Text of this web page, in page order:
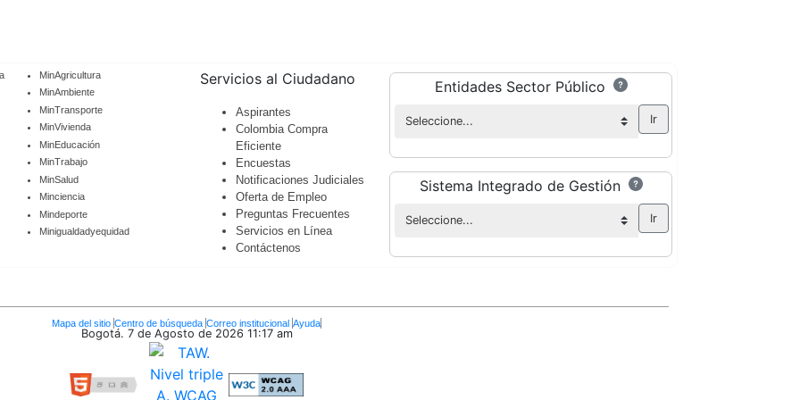
MinAgricultura
MinAmbiente
MinTransporte
MinVivienda
MinEducación
MinTrabajo
MinSalud
Minciencia
Mindeporte
Minigualdadyequidad
Servicios al Ciudadano
Aspirantes
Colombia Compra
Eficiente
Encuestas
Notificaciones Judiciales
Oferta de Empleo
Preguntas Frecuentes
Servicios en Línea
Contáctenos
Entidades Sector Público
Sistema Integrado de Gestión
Mapa del sitio Centro de búsqueda Correo institucional Ayuda
Bogotá. 7 de Agosto de 2026 11:17 am